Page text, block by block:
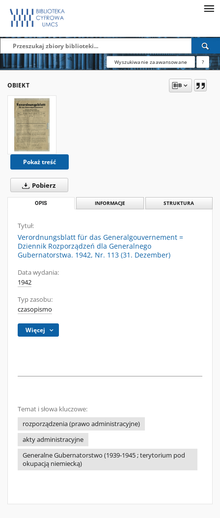
Wyszukiwanie zaawansowane ?
OBIEKT
Pokaż treść
Pobierz
OPIS INFORMACJE STRUKTURA
Tytuł:
Verordnungsblatt für das Generalgouvernement =
Dziennik Rozporządzeń dla Generalnego
Gubernatorstwa. 1942, Nr. 113 (31. Dezember)
Data wydania:
1942
Typ zasobu:
czasopismo
Więcej
Temat i słowa kluczowe:
rozporządzenia (prawo administracyjne)
akty administracyjne
Generalne Gubernatorstwo (1939-1945 ; terytorium pod
okupacją niemiecką)